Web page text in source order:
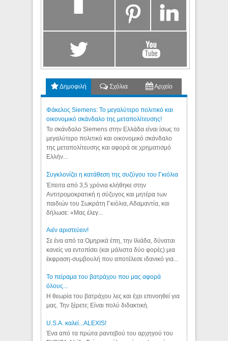
Δημοφιλή Σχόλια Αρχείο
Φάκελος Siemens: Το μεγαλύτερο πολιτικό και
οικονομικό σκάνδαλο της μεταπολίτευσης!
Το σκάνδαλο Siemens στην Ελλάδα είναι ίσως το
μεγαλύτερο πολιτικό και οικονομικό σκάνδαλο
της μεταπολίτευσης και αφορά σε χρηματισμό
Ελλήν...
Συγκλονίζει η κατάθεση της συζύγου του Γκιόλια
Έπειτα από 3,5 χρόνια κλήθηκε στην
Αντιτρομοκρατική η σύζυγος και μητέρα των
παιδιών του Σωκράτη Γκιόλια, Αδαμαντία, και
δήλωσε: «Μας έλεγ...
Aιέν αριστεύειν!
Σε ένα από τα Ομηρικά έπη, την Ιλιάδα, δύναται
κανείς να εντοπίσει (και μάλιστα δύο φορές) μια
έκφραση-συμβουλή που αποτέλεσε ιδανικό για...
Το πείραμα του βατράχου που μας αφορά
όλους...
Η θεωρία του βατράχου λες και έχει επινοηθεί για
μας. Την ξέρετε; Είναι πολύ διδακτική.
U.S.A. καλεί...ALEXIS!
Ένα από τα πρώτα ραντεβού του αρχηγού του